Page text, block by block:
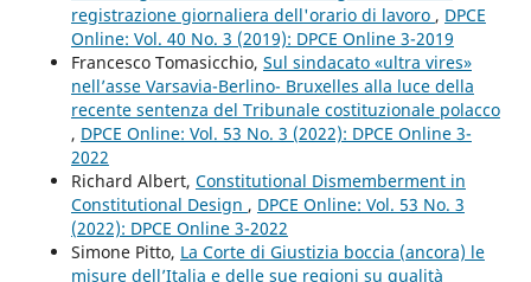
registrazione giornaliera dell'orario di lavoro , DPCE
Online: Vol. 40 No. 3 (2019): DPCE Online 3-2019
Francesco Tomasicchio, Sul sindacato «ultra vires»
nell’asse Varsavia-Berlino- Bruxelles alla luce della
recente sentenza del Tribunale costituzionale polacco
, DPCE Online: Vol. 53 No. 3 (2022): DPCE Online 3-
2022
Richard Albert, Constitutional Dismemberment in
Constitutional Design , DPCE Online: Vol. 53 No. 3
(2022): DPCE Online 3-2022
Simone Pitto, La Corte di Giustizia boccia (ancora) le
misure dell’Italia e delle sue regioni su qualità